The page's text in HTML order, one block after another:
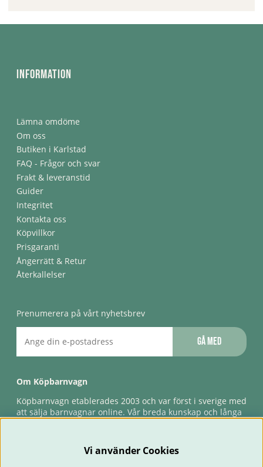
Information
Lämna omdöme
Om oss
Butiken i Karlstad
FAQ - Frågor och svar
Frakt & leveranstid
Guider
Integritet
Kontakta oss
Köpvillkor
Prisgaranti
Ångerrätt & Retur
Återkallelser
Prenumerera på vårt nyhetsbrev
Gå med
Om Köpbarnvagn
Köpbarnvagn etablerades 2003 och var först i sverige med
att sälja barnvagnar online. Vår breda kunskap och långa
förlossningsgaranti & förlängd ångerrätt.
Vi använder Cookies